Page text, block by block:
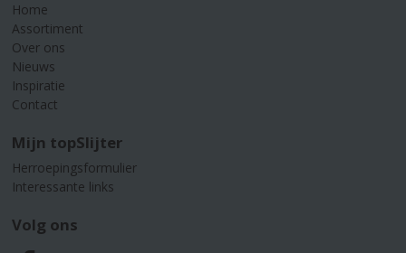
Home
Assortiment
Over ons
Nieuws
Inspiratie
Contact
Mijn topSlijter
Herroepingsformulier
Interessante links
Volg ons